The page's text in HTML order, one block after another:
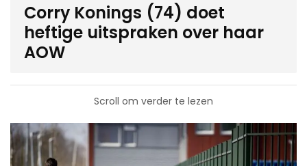
Corry Konings (74) doet
heftige uitspraken over haar
AOW
Scroll om verder te lezen